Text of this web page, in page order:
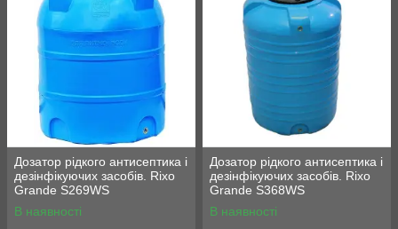
Дозатор рідкого антисептика і
дезінфікуючих засобів. Rixo
Grande S269WS
В наявності
Дозатор рідкого антисептика і
дезінфікуючих засобів. Rixo
Grande S368WS
В наявності